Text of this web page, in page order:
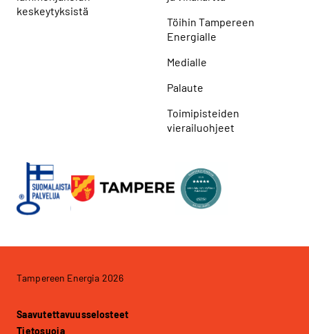
keskeytyksistä
Töihin Tampereen
Energialle
Medialle
Palaute
Toimipisteiden
vierailuohjeet
Tampereen Energia 2026
Saavutettavuusselosteet
Tietosuoja